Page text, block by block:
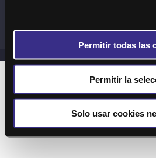
Permitir todas las
Permitir la
Solo usar cookies
Preguntas